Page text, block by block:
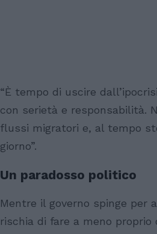
“È tempo di uscire
con serietà e responsabilità.
flussi migratori e, al tempo
giorno”.
Un paradosso politico
Mentre il governo spinge per
rischia di fare a meno